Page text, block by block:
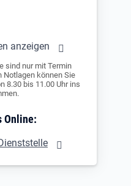
anzeigen
sind nur mit Termin
Notlagen können Sie
8.30 bis 11.00 Uhr ins
Online: